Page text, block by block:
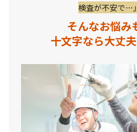
検査が不安で…」
そんなお悩み
十文字なら大丈夫